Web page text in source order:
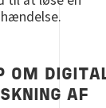
OM
AF